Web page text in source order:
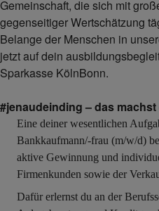
Gemeinschaft, die sich mit
gegenseitiger Wertschätzung
Belange der Menschen in
jetzt auf dein
Sparkasse KölnBonn.
#jenaudeinding – das
Eine deiner wesentlichen
Bankkaufmann/-frau (m/w/d)
aktive Gewinnung und
Firmenkunden sowie der
Dafür erlernst du an der